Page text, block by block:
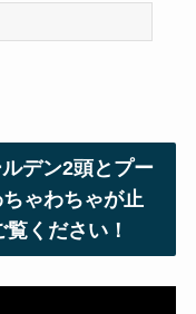
デン2頭とプー
ゃわちゃが止
ください！